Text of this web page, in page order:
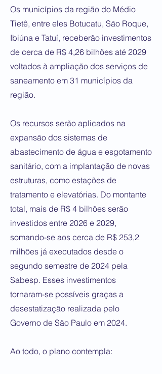
Os municípios da região do Médio
Tietê, entre eles Botucatu, São Roque,
Ibiúna e Tatuí, receberão investimentos
de cerca de R$ 4,26 bilhões até 2029
voltados à ampliação dos serviços de
saneamento em 31 municípios da
região.
Os recursos serão aplicados na
expansão dos sistemas de
abastecimento de água e esgotamento
sanitário, com a implantação de novas
estruturas, como estações de
tratamento e elevatórias. Do montante
total, mais de R$ 4 bilhões serão
investidos entre 2026 e 2029,
somando-se aos cerca de R$ 253,2
milhões já executados desde o
segundo semestre de 2024 pela
Sabesp. Esses investimentos
tornaram-se possíveis graças a
desestatização realizada pelo
Governo de São Paulo em 2024.
Ao todo, o plano contempla: